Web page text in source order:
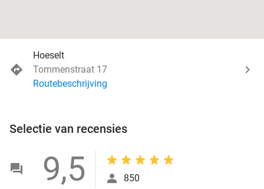
Hoeselt
Tommenstraat 17
Routebeschrijving
Selectie van recensies
9,5 850